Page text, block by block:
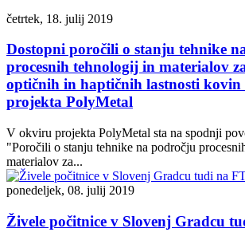
četrtek, 18. julij 2019
Dostopni poročili o stanju tehnike
procesnih tehnologij in materialov
optičnih in haptičnih lastnosti
projekta PolyMetal
V okviru projekta PolyMetal sta na spodnji
"Poročili o stanju tehnike na področju
materialov za...
ponedeljek, 08. julij 2019
Živele počitnice v Slovenj Gradcu